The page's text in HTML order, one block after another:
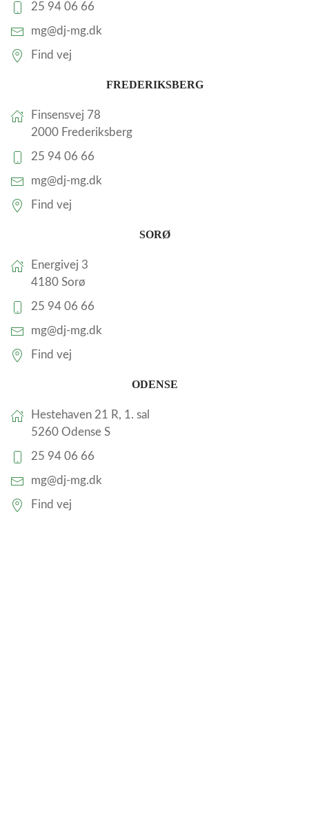
25 94 06 66
mg@dj-mg.dk
Find vej
FREDERIKSBERG
Finsensvej 78
2000 Frederiksberg
25 94 06 66
mg@dj-mg.dk
Find vej
SORØ
Energivej 3
4180 Sorø
25 94 06 66
mg@dj-mg.dk
Find vej
ODENSE
Hestehaven 21 R, 1. sal
5260 Odense S
25 94 06 66
mg@dj-mg.dk
Find vej